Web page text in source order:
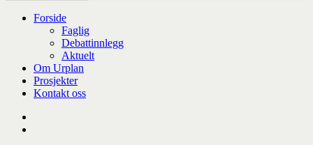
Forside
Faglig
Debattinnlegg
Aktuelt
Om Urplan
Prosjekter
Kontakt oss